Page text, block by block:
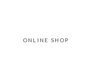
ONLINE SHOP